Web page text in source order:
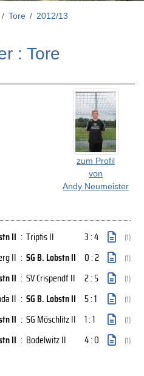
Tore
2012/13
: Tore
zum Profil
von
Andy Neumeister
II : Triptis II 3 : 4 (1)
II : SG B. Lobstn II 0 : 2 (1)
II : SV Crispendf II 2 : 5 (1)
II : SG B. Lobstn II 5 : 1 (1)
II : SG Möschlitz II 1 : 1 (1)
II : Bodelwitz II 4 : 0 (1)